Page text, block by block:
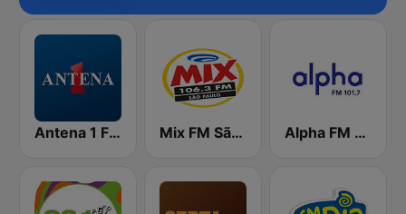
Antena 1 FM Mix FM São Paulo Alpha FM 101.7